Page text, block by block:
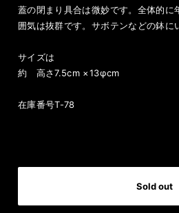
蓋の閉まり具合は微妙です。全体的に
囲気は抜群です。サボテンなどの鉢に
サイズは
約 高さ7.5cm ×13φcm
在庫番号T-78
Sold out